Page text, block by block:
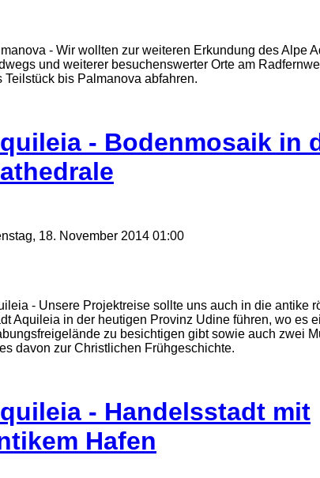
- Wir wollten zur weiteren Erkundung des Alpe
und weiterer besuchenswerter Orte am
Teilstück bis Palmanova abfahren.
- Bodenmosaik in
18. November 2014 01:00
- Unsere Projektreise sollte uns auch in die antike
Aquileia in der heutigen Provinz Udine führen, wo es
zu besichtigen gibt sowie auch zwei
davon zur Christlichen Frühgeschichte.
- Handelsstadt mit
Hafen